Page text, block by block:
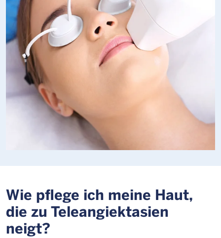
Wie pflege ich meine Haut,
die zu Teleangiektasien
neigt?